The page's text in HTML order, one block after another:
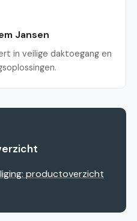
Jansen
in veilige daktoegang en
productoverzicht